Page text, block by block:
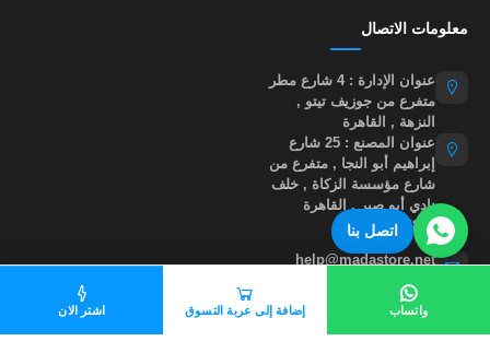
اتصل بنا
واتساب إضافة إلى عربة التسوق اشتر الان
معلومات الاتصال
عنوان الإدارة : 4 شارع مطر
متفرع من جوزيف تيتو ,
النزهة , القاهرة
عنوان المصنع : 25 شارع
إبراهيم أبو النجا , متفرع من
شارع مؤسسة الزكاة , خلف
نادي أبو صير , القاهرة
01015535855
help@madastore.net